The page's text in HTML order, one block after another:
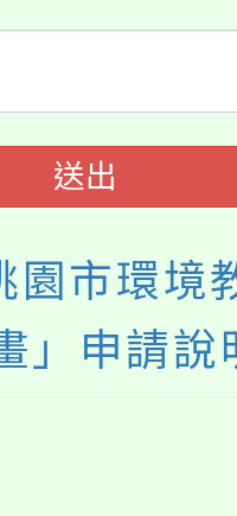
甄選結果(
學年度第
甄選結果(
大學推廣
通分析基
輔導中心
導、社會
參加。
送出
園市環境
」申請說